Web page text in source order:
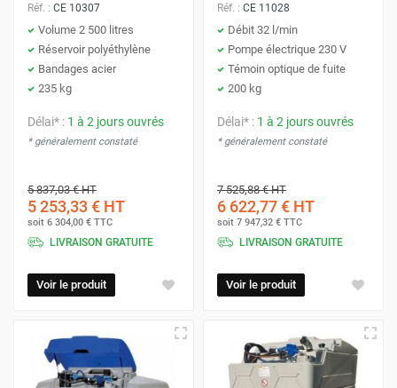
Sécurité lors du Ravitaillement
Le réservoir AdBlue® est strictement différent de celui du
formation à l'utilisation des stations pour
éviter toute
Nos Solutions : Économie et
Performance
qualité professionnelle, conçues pour endurer un usage
répété tout en vous facilitant la vie. Nos modèles incluent
des options qui vous font gagner du temps :
Réf. : CE 10307
Volume 2 500 litres
Réservoir polyéthylène
Bandages acier
235 kg
Délai* : 1 à 2 jours ouvrés
* généralement constaté
5 837,03 €HT
5 253,33 € HT
soit 6 304,00 € TTC
LIVRAISON GRATUITE
Voir le produit
Réf. : CE 11028
Débit 32 l/min
Pompe électrique 230 V
Témoin optique de fuite
200 kg
Délai* : 1 à 2 jours ouvrés
* généralement constaté
7 525,88 €HT
6 622,77 € HT
soit 7 947,32 € TTC
LIVRAISON GRATUITE
Voir le produit